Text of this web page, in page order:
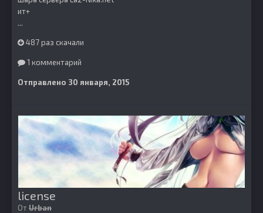
ит+
...
487 раз скачали
1 комментарий
Отправлено 30 января, 2015
license
ОтUrban